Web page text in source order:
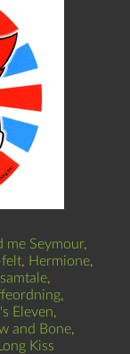
me Seymour,
felt, Hermione,
,
,
Eleven,
and Bone,
Kiss